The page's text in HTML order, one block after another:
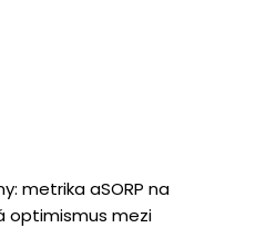
metrika aSORP na
optimismus mezi